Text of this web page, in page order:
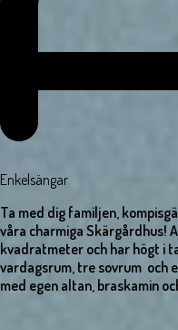
Enkelsängar
Ta med dig familjen,
våra charmiga Skärgårdhus!
kvadratmeter och har högt i
vardagsrum, tre sovrum och
med egen altan, braskamin